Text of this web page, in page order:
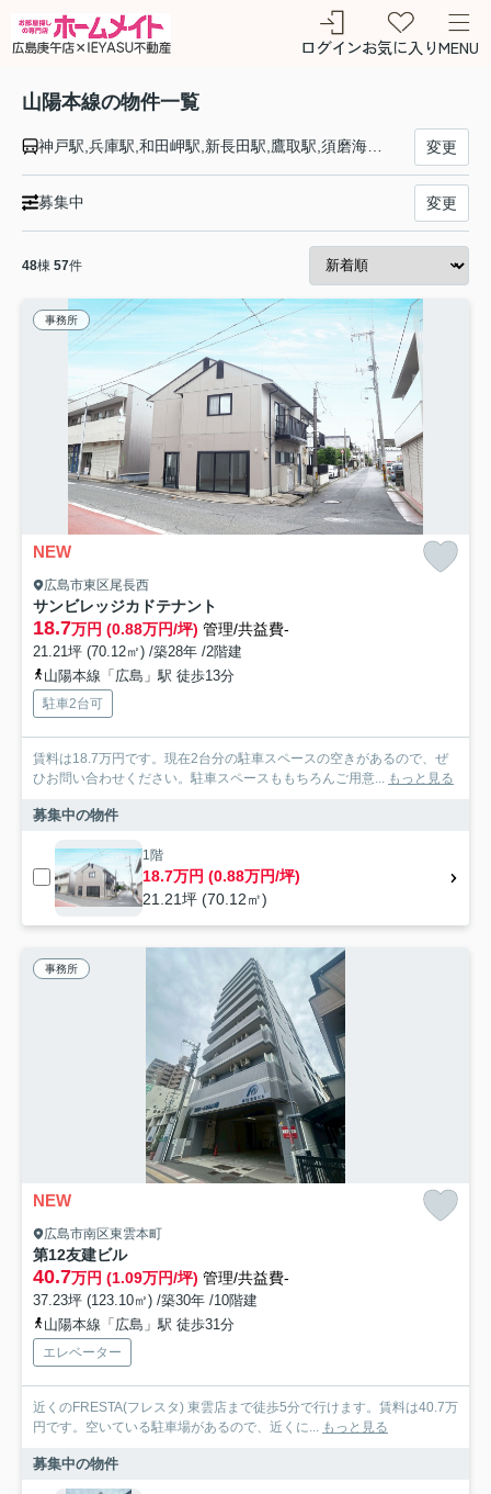
ログインお気に入りMENU
山陽本線の物件一覧
神戸駅,兵庫駅,和田岬駅,新長田駅,鷹取駅,須磨海浜公園駅,須磨駅,塩屋駅,垂水駅,舞子駅,朝霧駅,明石駅,西明石駅,大久保駅,魚住駅,土山駅,東加古川駅,加古川駅,宝殿駅,曽根駅,ひめじ別所駅,御着駅,東姫路駅,姫路駅,手柄山平和公園駅,英賀保駅,はりま勝原駅,網干駅,竜野駅,相生駅,有年駅,上郡駅,三石駅,吉永駅,和気駅,熊山駅,万富駅,瀬戸駅,上道駅,東岡山駅,高島駅,西川原駅,岡山駅,北長瀬駅,庭瀬駅,中庄駅,倉敷駅,西阿知駅,新倉敷駅,金光駅,鴨方駅,里庄駅,笠岡駅,大門駅,東福山駅,福山駅,備後赤坂駅,松永駅,東尾道駅,尾道駅,糸崎駅,三原駅,本郷駅,河内駅,入野駅,白市駅,西高屋駅,西条駅,寺家駅,八本松駅,瀬野駅,中野東駅,安芸中野駅,海田市駅,向洋駅,天神川駅,広島駅,新白島駅,横川駅,西広島駅,新井口駅,五日市駅,廿日市駅,宮内串戸駅,阿品駅,宮島口駅,前空駅,大野浦駅,玖波駅,大竹駅,和木駅,岩国駅,南岩国駅,藤生駅,通津駅,由宇駅,神代駅,大畠駅,柳井港駅,柳井駅,田布施駅,岩田駅,島田駅,光駅,下松駅,櫛ケ浜駅,徳山駅,新南陽駅,福川駅,戸田駅,富海駅,防府駅,大道駅,四辻駅,新山口駅,嘉川駅,本由良駅,厚東駅,宇部駅,小野田駅,厚狭駅,埴生駅,小月駅,長府駅,新下関駅,幡生駅,下関駅,門司駅 変更
募集中 変更
48棟 57件
事務所
NEW
広島市東区尾長西
サンビレッジカドテナント
18.7万円 (0.88万円/坪) 管理/共益費-
21.21坪 (70.12㎡) /築28年 /2階建
山陽本線「広島」駅 徒歩13分
駐車2台可
賃料は18.7万円です。現在2台分の駐車スペースの空きがあるので、ぜ
ひお問い合わせください。駐車スペースももちろんご用意...
もっと見る
募集中の物件
1階
18.7万円 (0.88万円/坪)
21.21坪 (70.12㎡)
事務所
NEW
広島市南区東雲本町
第12友建ビル
40.7万円 (1.09万円/坪) 管理/共益費-
37.23坪 (123.10㎡) /築30年 /10階建
山陽本線「広島」駅 徒歩31分
エレベーター
近くのFRESTA(フレスタ) 東雲店まで徒歩5分で行けます。賃料は40.7万
円です。空いている駐車場があるので、近くに...
もっと見る
募集中の物件